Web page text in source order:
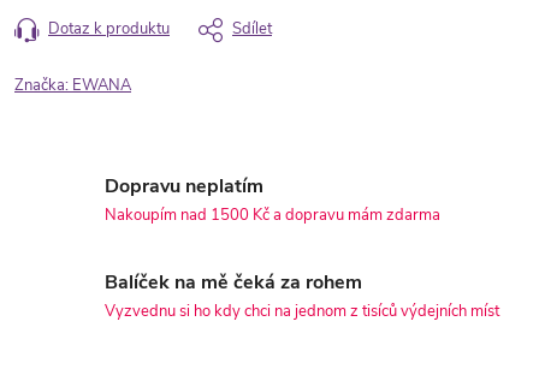
Dotaz k produktu Sdílet
Značka: EWANA
Dopravu neplatím
Nakoupím nad 1500 Kč a dopravu mám zdarma
Balíček na mě čeká za rohem
Vyzvednu si ho kdy chci na jednom z tisíců výdejních míst